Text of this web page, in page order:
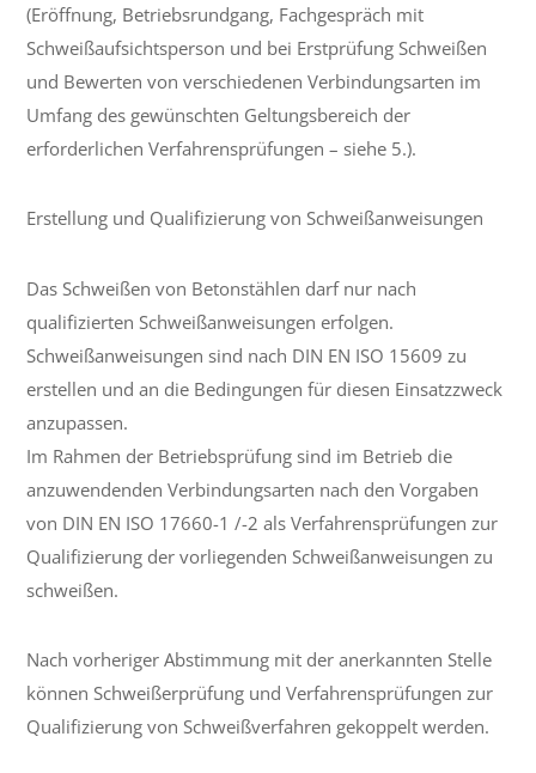
(Eröffnung, Betriebsrundgang, Fachgespräch mit
Schweißaufsichtsperson und bei Erstprüfung Schweißen
und Bewerten von verschiedenen Verbindungsarten im
Umfang des gewünschten Geltungsbereich der
erforderlichen Verfahrensprüfungen – siehe 5.).
Erstellung und Qualifizierung von Schweißanweisungen
Das Schweißen von Betonstählen darf nur nach
qualifizierten Schweißanweisungen erfolgen.
Schweißanweisungen sind nach DIN EN ISO 15609 zu
erstellen und an die Bedingungen für diesen Einsatzzweck
anzupassen.
Im Rahmen der Betriebsprüfung sind im Betrieb die
anzuwendenden Verbindungsarten nach den Vorgaben
von DIN EN ISO 17660-1 /-2 als Verfahrensprüfungen zur
Qualifizierung der vorliegenden Schweißanweisungen zu
schweißen.
Nach vorheriger Abstimmung mit der anerkannten Stelle
können Schweißerprüfung und Verfahrensprüfungen zur
Qualifizierung von Schweißverfahren gekoppelt werden.